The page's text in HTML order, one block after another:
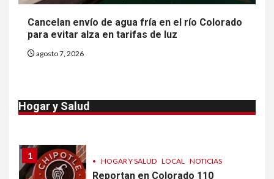
Cancelan envío de agua fría en el río Colorado
para evitar alza en tarifas de luz
agosto 7, 2026
Hogar y Salud
NOTICIAS
Más casos de sarampión en
EEUU este año que en 2025
por parásito que causa
1
• HOGAR Y SALUD LOCAL NOTICIAS
Reportan en Colorado 110